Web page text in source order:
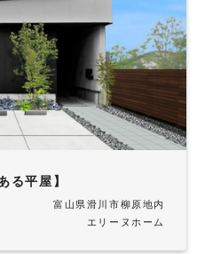
る平屋】
富山県滑川市柳原地内
エリーヌホーム